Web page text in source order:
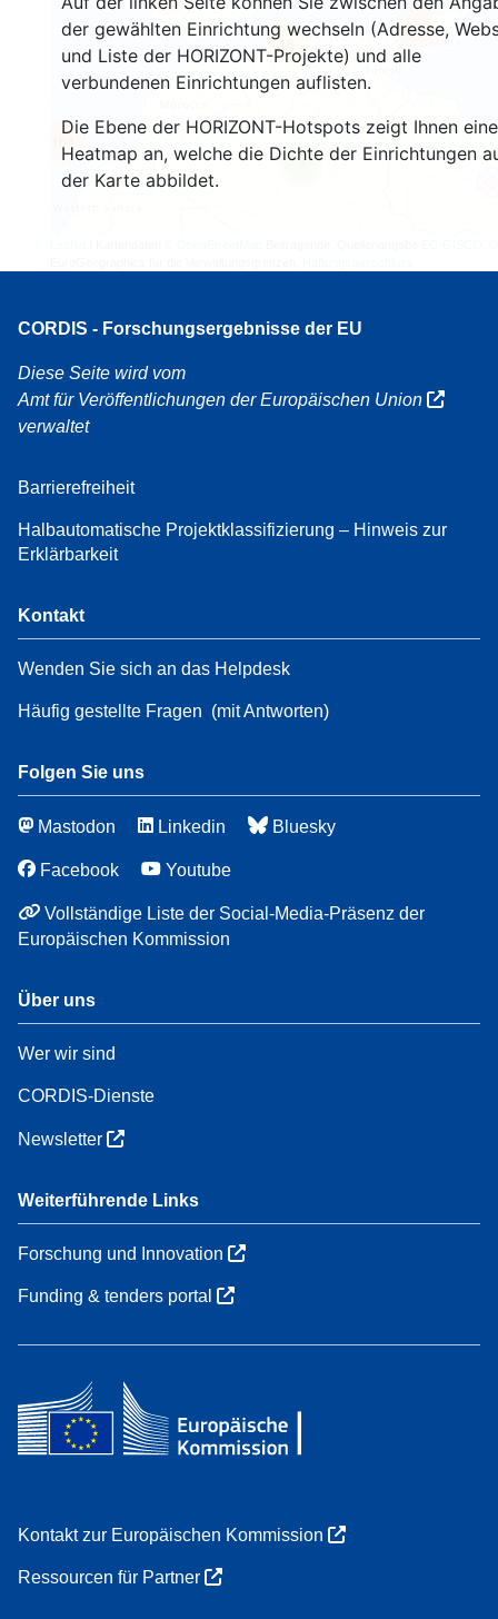
der gewählten Einrichtung wechseln (Adresse,
und Liste der HORIZONT-Projekte) und alle
verbundenen Einrichtungen auflisten.
Die Ebene der HORIZONT-Hotspots zeigt Ihnen eine
Heatmap an, welche die Dichte der Einrichtungen
der Karte abbildet.
7
18
409
CORDIS - Forschungsergebnisse der EU
Diese Seite wird vom
Amt für Veröffentlichungen der Europäischen Union
verwaltet
Barrierefreiheit
Halbautomatische Projektklassifizierung – Hinweis zur
Erklärbarkeit
Kontakt
Wenden Sie sich an das Helpdesk
Häufig gestellte Fragen (mit Antworten)
Folgen Sie uns
Mastodon Linkedin Bluesky
Facebook Youtube
Vollständige Liste der Social-Media-Präsenz der
Europäischen Kommission
Über uns
Wer wir sind
CORDIS-Dienste
Newsletter
Weiterführende Links
Forschung und Innovation
Funding & tenders portal
Kontakt zur Europäischen Kommission
Ressourcen für Partner